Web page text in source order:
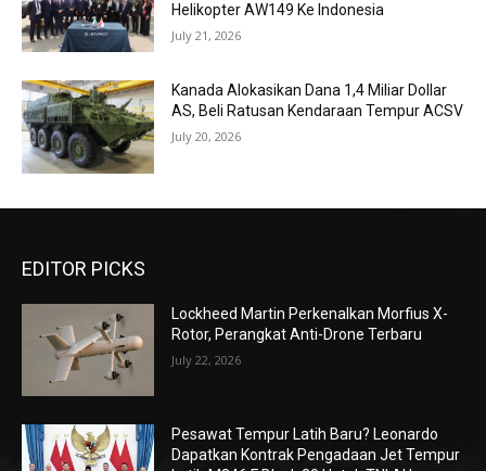
Helikopter AW149 Ke Indonesia
July 21, 2026
Kanada Alokasikan Dana 1,4 Miliar Dollar
AS, Beli Ratusan Kendaraan Tempur ACSV
July 20, 2026
EDITOR PICKS
Lockheed Martin Perkenalkan Morfius X-
Rotor, Perangkat Anti-Drone Terbaru
July 22, 2026
Pesawat Tempur Latih Baru? Leonardo
Dapatkan Kontrak Pengadaan Jet Tempur